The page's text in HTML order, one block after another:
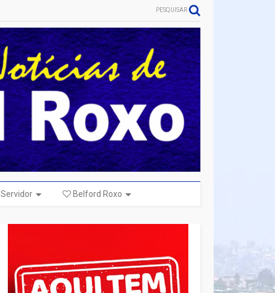
PESQUISAR
Servidor Belford Roxo